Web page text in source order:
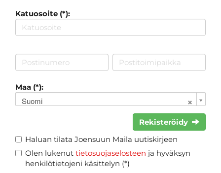
Katuosoite (*):
Maa (*):
Suomi
Rekisteröidy
Haluan tilata Joensuun Maila uutiskirjeen
Olen lukenut tietosuojaselosteen ja hyväksyn
henkilötietojeni käsittelyn (*)